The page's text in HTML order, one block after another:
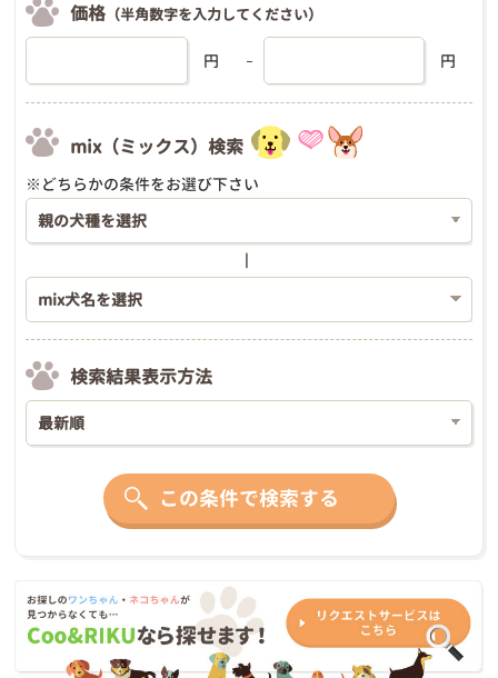
価格 （半角数字を入力してください）
円 円
mix（ミックス）検索
※どちらかの条件をお選び下さい
検索結果表示方法
この条件で検索する